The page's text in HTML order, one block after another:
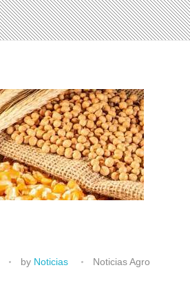
by Noticias Noticias Agro